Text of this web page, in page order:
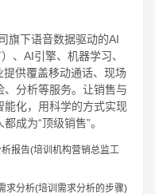
旗下语音数据驱动的AI
、AI引擎、机器学习、
供覆盖移动通话、现场
分析等服务。让销售与
化，用科学的方式实现
成为“顶级销售”。
报告(培训机构营销总监工
求分析(培训需求分析的步骤)